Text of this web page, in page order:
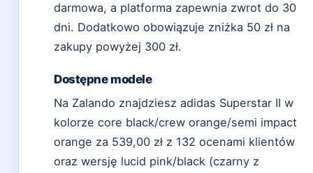
darmowa, a platforma zapewnia zwrot do 30
dni. Dodatkowo obowiązuje zniżka 50 zł na
zakupy powyżej 300 zł.
Dostępne modele
Na Zalando znajdziesz adidas Superstar II w
kolorze core black/crew orange/semi impact
orange za 539,00 zł z 132 ocenami klientów
oraz wersję lucid pink/black (czarny z